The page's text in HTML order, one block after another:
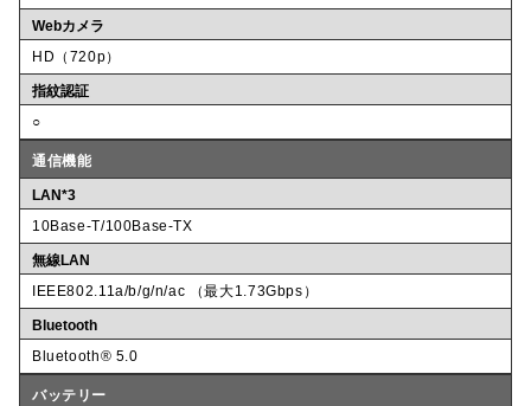
Webカメラ
HD（720p）
指紋認証
○
通信機能
LAN*3
10Base-T/100Base-TX
無線LAN
IEEE802.11a/b/g/n/ac （最大1.73Gbps）
Bluetooth
Bluetooth® 5.0
バッテリー